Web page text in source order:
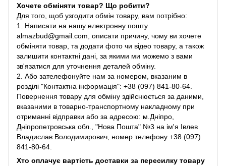
Хочете обміняти товар? Що робити?
Для того, щоб узгодити обмін товару, вам потрібно:
1. Написати на нашу електронну пошту
almazbud@gmail.com, описати причину, чому ви хочете
обміняти товар, та додати фото чи відео товару, а також
залишити контактні дані, за якими ми можемо з вами
зв'язатися для уточнення деталей обміну.
2. Або зателефонуйте нам за номером, вказаним в
розділі "Контактна інформація": +38 (097) 841-80-64.
Повернення товару для обміну здійснюється за даними,
вказаними в товарно-транспортному накладному при
отриманні відправки або за адресою: м.Дніпро,
Дніпропетровська обл., "Нова Пошта" №3 на ім'я Івлев
Владислав Володимирович, номер телефону +38 (097)
841-80-64.
Хто оплачує вартість доставки за пересилку товару